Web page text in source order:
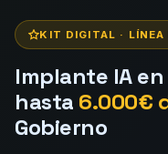
KIT DIGITAL ·
Implante IA
hasta 6.000€
Gobierno